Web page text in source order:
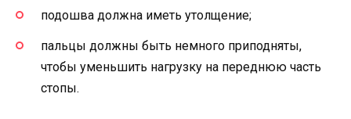
подошва должна иметь утолщение;
пальцы должны быть немного приподняты,
чтобы уменьшить нагрузку на переднюю часть
стопы.